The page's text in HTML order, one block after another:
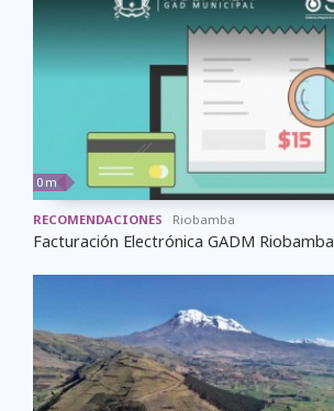
0 m
RECOMENDACIONES Riobamba
Facturación Electrónica GADM Riobamba